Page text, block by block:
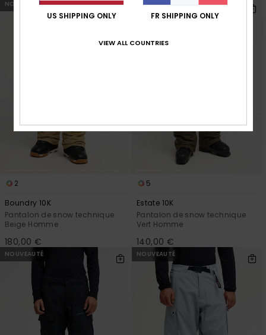
NOUVEAUTÉ
2
Boundry 10K
Pantalon de snow technique
Beige Homme
180,00 €
NOUVEAUTÉ
5
Estate 10K
Pantalon de snow technique
Vert Homme
140,00 €
NOUVEAUTÉ NOUVEAUTÉ
US SHIPPING ONLY FR SHIPPING ONLY
VIEW ALL COUNTRIES